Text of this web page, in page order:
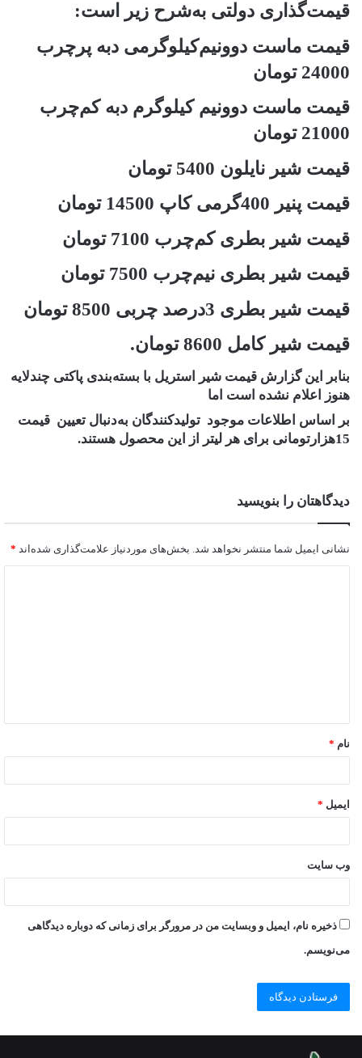
قیمت‌گذاری دولتی به‌شرح زیر است:
قیمت ماست دوونیم‌کیلوگرمی دبه پرچرب
24000 تومان
قیمت ماست دوونیم کیلوگرم دبه کم‌چرب
21000 تومان
قیمت شیر نایلون 5400 تومان
قیمت پنیر 400گرمی کاپ 14500 تومان
قیمت شیر بطری کم‌چرب 7100 تومان
قیمت شیر بطری نیم‌چرب 7500 تومان
قیمت شیر بطری 3درصد چربی 8500 تومان
قیمت شیر کامل 8600 تومان.
بنابر این گزارش قیمت شیر استریل با بسته‌بندی پاکتی چندلایه
هنوز اعلام نشده است اما
بر اساس اطلاعات موجود تولیدکنندگان به‌دنبال تعیین قیمت
15هزارتومانی برای هر لیتر از این محصول هستند.
دیدگاهتان را بنویسید
نشانی ایمیل شما منتشر نخواهد شد. بخش‌های موردنیاز علامت‌گذاری شده‌اند *
نام *
ایمیل *
وب‌ سایت
ذخیره نام، ایمیل و وبسایت من در مرورگر برای زمانی که دوباره دیدگاهی
می‌نویسم.